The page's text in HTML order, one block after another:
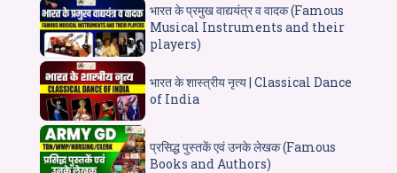
भारत के प्रमुख वाद्ययंत्र व वादक (Famous
Musical Instruments and their
players)
भारत के शास्त्रीय नृत्य | Classical Dance
of India
प्रसिद्ध पुस्तकें एवं उनके लेखक (Famous
Books and Authors)